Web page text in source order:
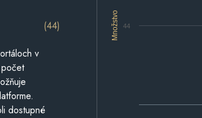
Množstvo 44
(44)
v
dostupné